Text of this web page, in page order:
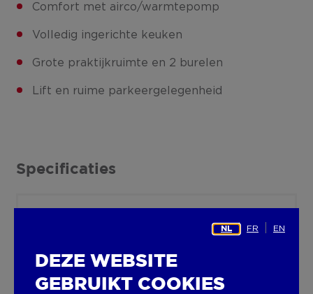
Comfort met airco/warmtepomp
Volledig ingerichte keuken
Grote praktijkruimte en 2 burelen
Lift en ruime parkeergelegenheid
Specificaties
Algemeen
Woonoppervlakte
NL FR EN
DEZE WEBSITE
GEBRUIKT COOKIES